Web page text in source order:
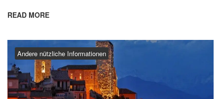
READ MORE
Andere nützliche Informationen